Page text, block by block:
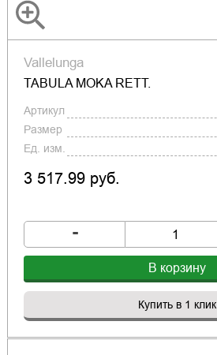
Vallelunga
TABULA MOKA RETT.
Артикул
Размер
Ед. изм.
3 517.99 руб.
-
В корзину
Купить в 1 клик